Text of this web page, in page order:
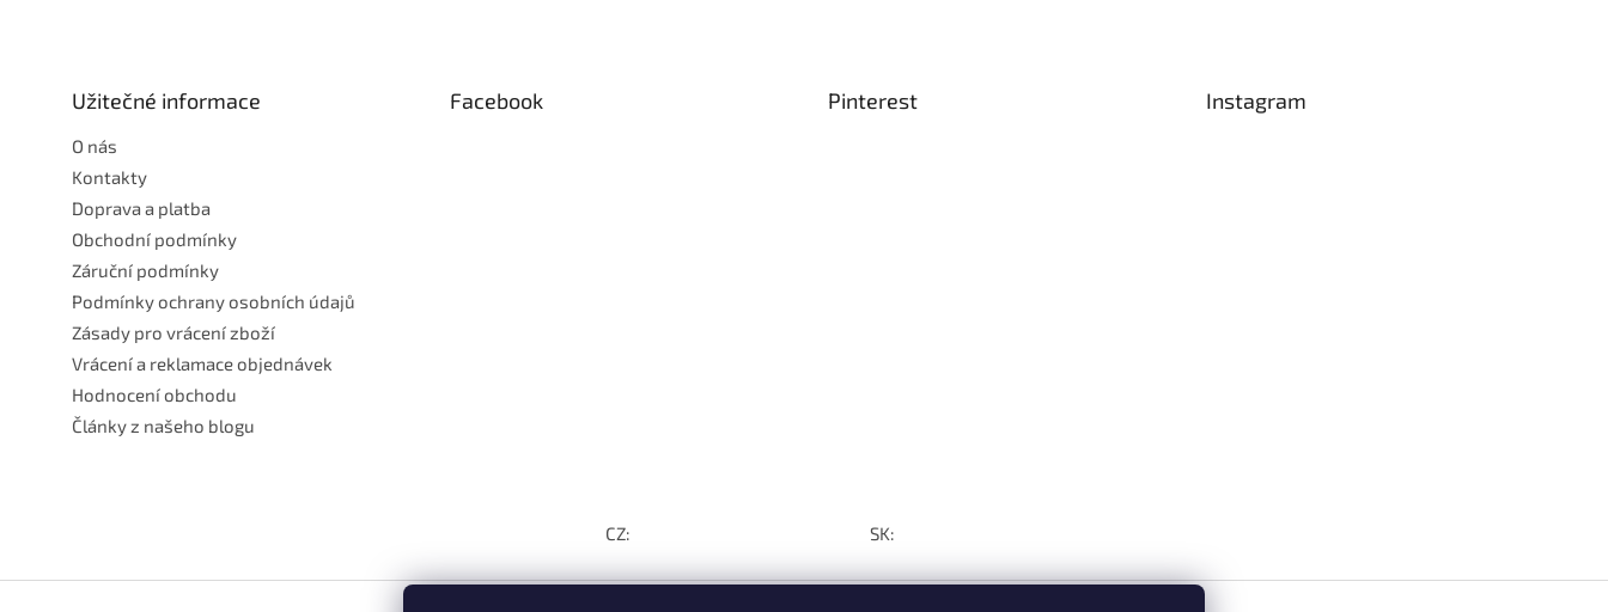
Užitečné informace
O nás
Kontakty
Doprava a platba
Obchodní podmínky
Záruční podmínky
Podmínky ochrany osobních údajů
Zásady pro vrácení zboží
Vrácení a reklamace objednávek
Hodnocení obchodu
Články z našeho blogu
Facebook Pinterest Instagram
CZ: SK: